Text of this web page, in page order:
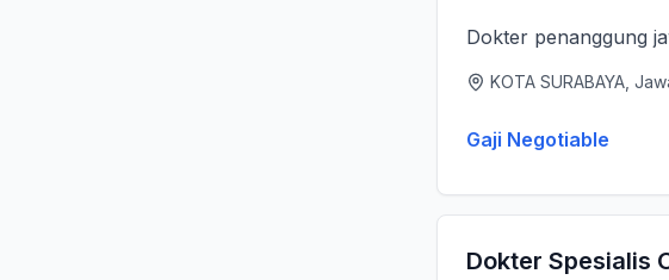
KOTA SURABAYA,
Gaji Negotiable
Dokter Spesialis